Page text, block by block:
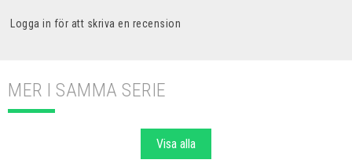
Logga in för att skriva en recension
MER I SAMMA SERIE
Visa alla